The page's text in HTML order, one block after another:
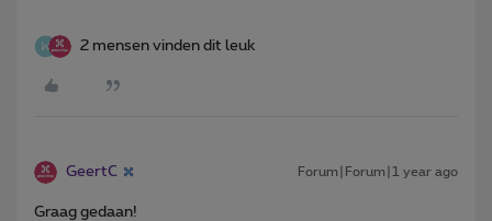
2 mensen vinden dit leuk
GeertC Forum|Forum|1 year ago
Graag gedaan!